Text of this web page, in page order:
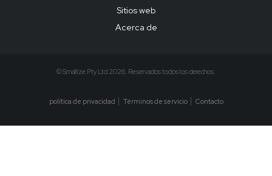
Sitios web
Acerca de
© Smallize Pty Ltd 2026. Reservados todos los derechos.
política de privacidad Términos de servicio Contacto